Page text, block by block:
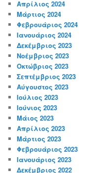
Απρίλιος 2024
Μάρτιος 2024
Φεβρουάριος 2024
Ιανουάριος 2024
Δεκέμβριος 2023
Νοέμβριος 2023
Οκτώβριος 2023
Σεπτέμβριος 2023
Αύγουστος 2023
Ιούλιος 2023
Ιούνιος 2023
Μάιος 2023
Απρίλιος 2023
Μάρτιος 2023
Φεβρουάριος 2023
Ιανουάριος 2023
Δεκέμβριος 2022